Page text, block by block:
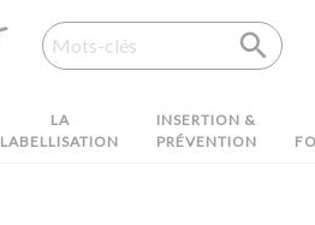
LA
LABELLISATION
INSERTION &
PRÉVENTION
Recherche